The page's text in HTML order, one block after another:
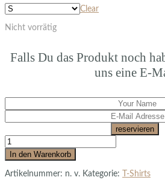
Clear
Nicht vorrätig
Falls Du das Produkt noch
uns eine E-
reservieren
In den Warenkorb
Artikelnummer: n. v. Kategorie: T-Shirts